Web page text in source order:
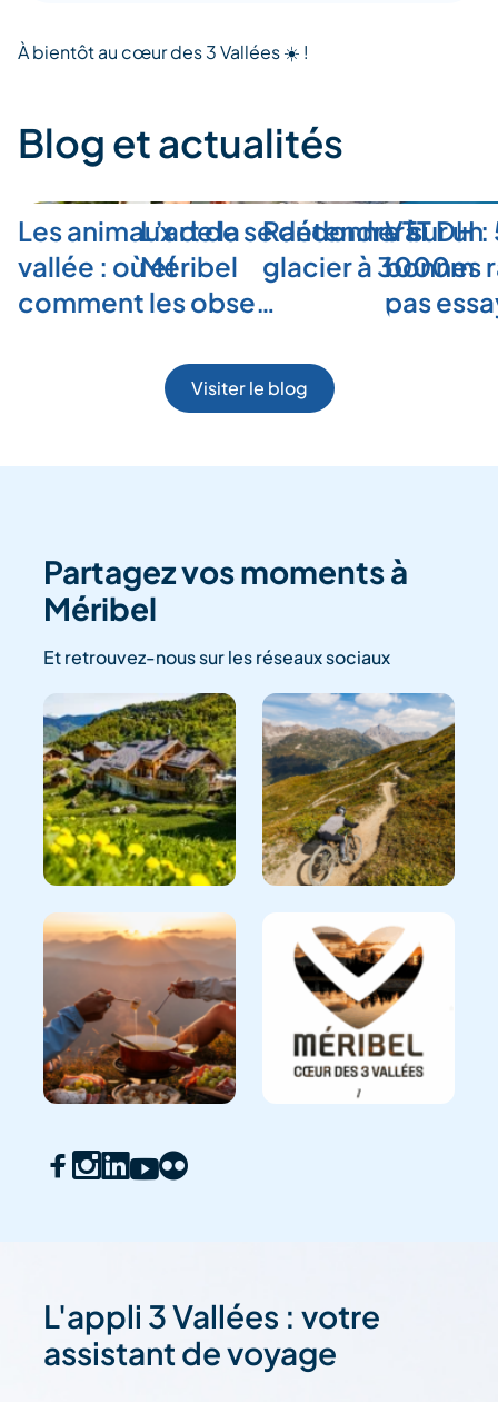
À bientôt au cœur des 3 Vallées ☀️ !
Blog et actualités
Les animaux de la
vallée : où et
comment les obse…
L’art de se détendre à
Méribel
Randonner sur un
glacier à 3000m
VTT DH
bonnes
pas
Visiter le blog
Partagez vos moments à
Méribel
Et retrouvez-nous sur les réseaux sociaux
L'appli 3 Vallées : votre
assistant de voyage